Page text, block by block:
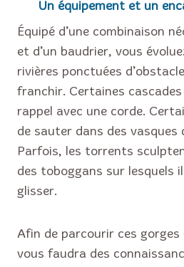
Un équipement et un
Équipé d’une combinaison
et d’un baudrier, vous
rivières ponctuées
franchir. Certaines
rappel avec une corde.
de sauter dans des vasques
Parfois, les torrents
des toboggans sur lesquels
glisser.
Afin de parcourir ces gorges
vous faudra des